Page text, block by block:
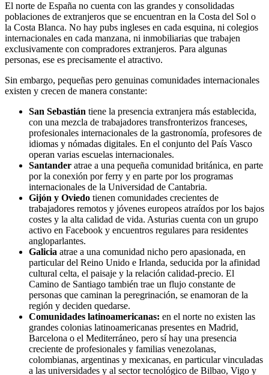
El norte de España no cuenta con las grandes y consolidadas
poblaciones de extranjeros que se encuentran en la Costa del Sol o
la Costa Blanca. No hay pubs ingleses en cada esquina, ni colegios
internacionales en cada manzana, ni inmobiliarias que trabajen
exclusivamente con compradores extranjeros. Para algunas
personas, ese es precisamente el atractivo.
Sin embargo, pequeñas pero genuinas comunidades internacionales
existen y crecen de manera constante:
San Sebastián tiene la presencia extranjera más establecida,
con una mezcla de trabajadores transfronterizos franceses,
profesionales internacionales de la gastronomía, profesores de
idiomas y nómadas digitales. En el conjunto del País Vasco
operan varias escuelas internacionales.
Santander atrae a una pequeña comunidad británica, en parte
por la conexión por ferry y en parte por los programas
internacionales de la Universidad de Cantabria.
Gijón y Oviedo tienen comunidades crecientes de
trabajadores remotos y jóvenes europeos atraídos por los bajos
costes y la alta calidad de vida. Asturias cuenta con un grupo
activo en Facebook y encuentros regulares para residentes
angloparlantes.
Galicia atrae a una comunidad nicho pero apasionada, en
particular del Reino Unido e Irlanda, seducida por la afinidad
cultural celta, el paisaje y la relación calidad-precio. El
Camino de Santiago también trae un flujo constante de
personas que caminan la peregrinación, se enamoran de la
región y deciden quedarse.
Comunidades latinoamericanas: en el norte no existen las
grandes colonias latinoamericanas presentes en Madrid,
Barcelona o el Mediterráneo, pero sí hay una presencia
creciente de profesionales y familias venezolanas,
colombianas, argentinas y mexicanas, en particular vinculadas
a las universidades y al sector tecnológico de Bilbao, Vigo y